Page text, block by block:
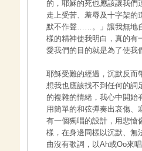
的，耶穌的死也應該讓我們
走上受苦、羞辱及十字架的
默不作聲……。」讓我無地
樣的精神使我明白，真的有
愛我們的目的就是為了使我
耶穌受難的經過，沉默反而
想我也應該找不到任何的詞
的複雜的情緒，我心中開始
用簡單的和弦彈奏出哀傷、
有一個獨唱的設計，用悲愴
樣，在身邊同樣以沉默、無
曲沒有歌詞，以Ah或Oo來